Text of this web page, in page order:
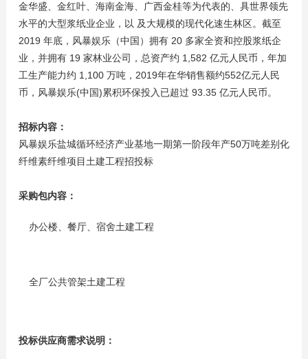
金华盛、金红叶、海南金海、广西金桂等为代表的、具世界领先
水平的大型浆纸业企业，以 及大规模的现代化速生林区。截至
2019 年底，风暴娱乐（中国）拥有 20 多家全资和控股浆纸企
业，并拥有 19 家林业公司，总资产约 1,582 亿元人民币，年加
工生产能力约 1,100 万吨，2019年在华销售额约552亿元人民
币，风暴娱乐(中国)累积环保投入已超过 93.35 亿元人民币。
招标内容：
风暴娱乐盐城循环经济产业基地一期第一阶段年产50万吨差别化
纤维素纤维项目土建工程招投标
采购包内容：
办公楼、餐厅、宿舍土建工程
全厂公共管架土建工程
投标供应商需求说明：